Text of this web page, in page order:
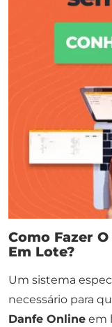
Como Fazer
Em Lote?
Um sistema
necessário para
Danfe Online em